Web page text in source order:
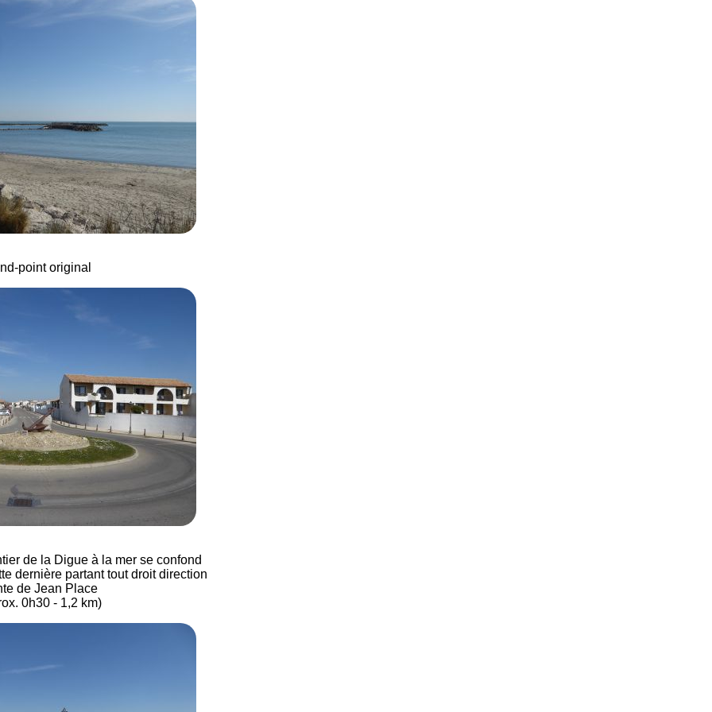
point original
de la Digue à la mer se confond
dernière partant tout droit direction
de Jean Place
0h30 - 1,2 km)